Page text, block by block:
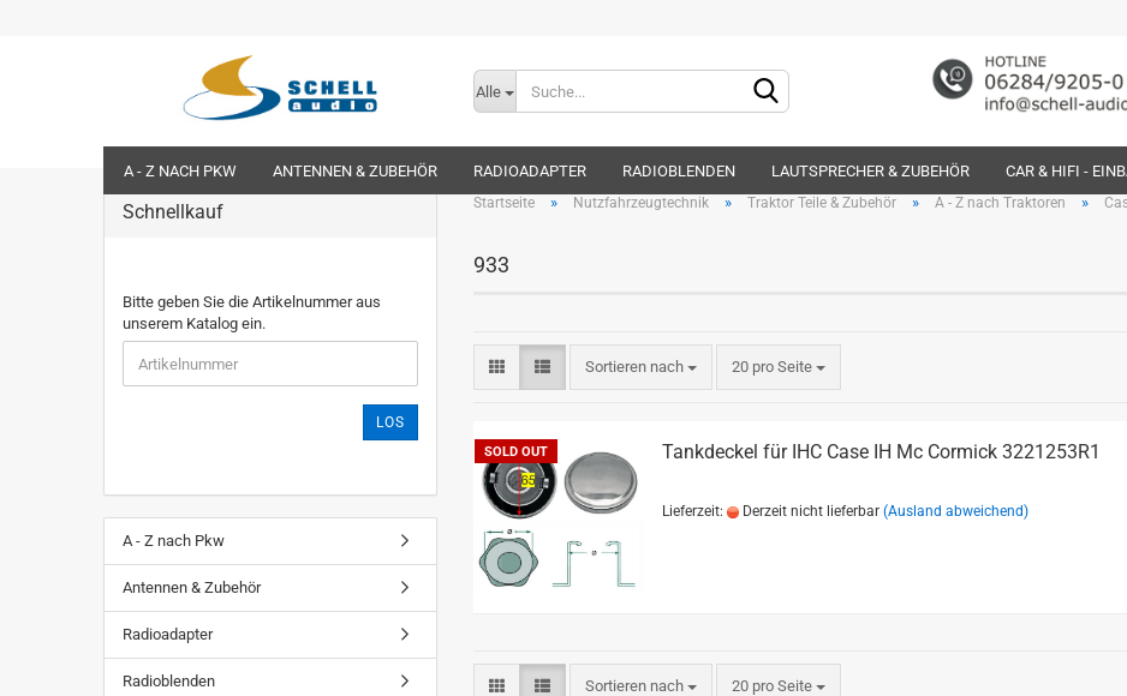
Lieferland
Alle
A - Z NACH PKW ANTENNEN & ZUBEHÖR RADIOADAPTER RADIOBLENDEN LAUTSPRECHER & ZUBEHÖR CAR & HIFI -
Startseite » Nutzfahrzeugtechnik » Traktor Teile & Zubehör » A - Z nach Traktoren »
933
Sortieren nach 20 pro Seite
SOLD OUT Tankdeckel für IHC Case IH Mc Cormick 3221253R1
Lieferzeit: Derzeit nicht lieferbar (Ausland abweichend)
Sortieren nach 20 pro Seite
Schnellkauf
Bitte geben Sie die Artikelnummer aus
unserem Katalog ein.
LOS
A - Z nach Pkw
Antennen & Zubehör
Radioadapter
Radioblenden